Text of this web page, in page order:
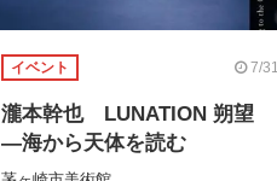
イベント 7/31
瀧本幹也 LUNATION 朔望
―海から天体を読む